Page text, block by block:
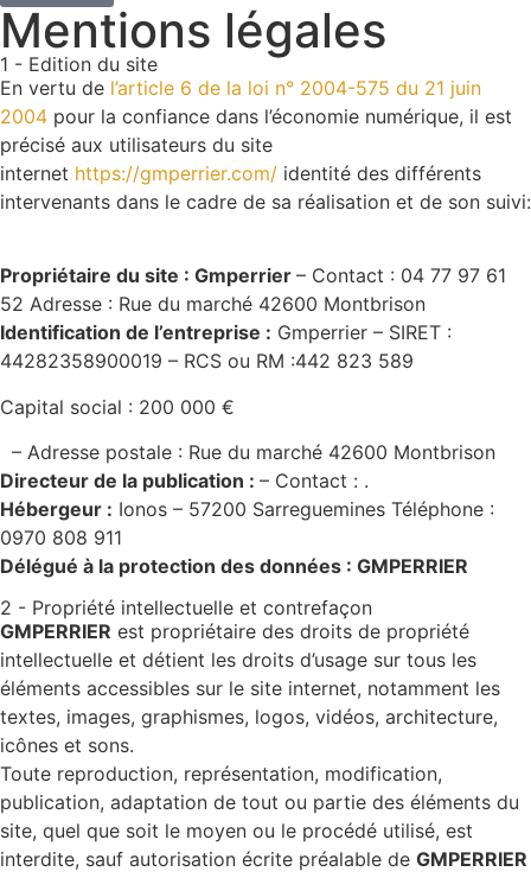
Mentions légales
1 - Edition du site
En vertu de l’article 6 de la loi n° 2004-575 du 21 juin
2004 pour la confiance dans l’économie numérique, il est
précisé aux utilisateurs du site
internet https://gmperrier.com/ identité des différents
intervenants dans le cadre de sa réalisation et de son suivi:
Propriétaire du site : Gmperrier – Contact : 04 77 97 61
52 Adresse : Rue du marché 42600 Montbrison
Identification de l’entreprise : Gmperrier – SIRET :
44282358900019 – RCS ou RM :442 823 589
Capital social : 200 000 €
– Adresse postale : Rue du marché 42600 Montbrison
Directeur de la publication : – Contact : .
Hébergeur : Ionos – 57200 Sarreguemines Téléphone :
0970 808 911
Délégué à la protection des données : GMPERRIER
2 - Propriété intellectuelle et contrefaçon
GMPERRIER est propriétaire des droits de propriété
intellectuelle et détient les droits d’usage sur tous les
éléments accessibles sur le site internet, notamment les
textes, images, graphismes, logos, vidéos, architecture,
icônes et sons.
Toute reproduction, représentation, modification,
publication, adaptation de tout ou partie des éléments du
site, quel que soit le moyen ou le procédé utilisé, est
interdite, sauf autorisation écrite préalable de GMPERRIER